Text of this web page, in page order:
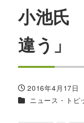
小池氏
違う」
投稿日
2016年4月17日
カテゴリー
ニュース・トピ